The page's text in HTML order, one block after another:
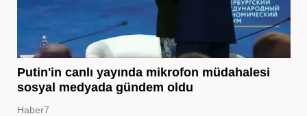
Putin'in canlı yayında mikrofon müdahalesi
sosyal medyada gündem oldu
Haber7